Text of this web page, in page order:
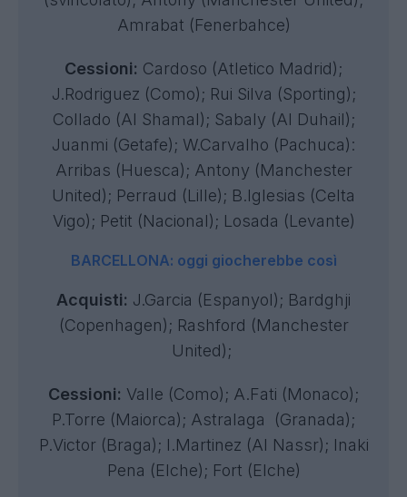
Amrabat (Fenerbahce)
Cessioni: Cardoso (Atletico Madrid);
J.Rodriguez (Como); Rui Silva (Sporting);
Collado (Al Shamal); Sabaly (Al Duhail);
Juanmi (Getafe); W.Carvalho (Pachuca):
Arribas (Huesca); Antony (Manchester
United); Perraud (Lille); B.Iglesias (Celta
Vigo); Petit (Nacional); Losada (Levante)
BARCELLONA: oggi giocherebbe così
Acquisti: J.Garcia (Espanyol); Bardghji
(Copenhagen); Rashford (Manchester
United);
Cessioni: Valle (Como); A.Fati (Monaco);
P.Torre (Maiorca); Astralaga (Granada);
P.Victor (Braga); I.Martinez (Al Nassr); Inaki
Pena (Elche); Fort (Elche)